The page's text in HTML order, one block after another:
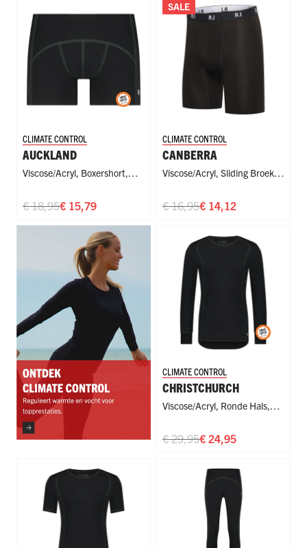
CLIMATE CONTROL
AUCKLAND
Viscose/Acryl, Boxershort,
€ 15,79
€ 18,95
SALE
CLIMATE CONTROL
CANBERRA
Viscose/Acryl, Sliding Broekje,
€ 14,12
€ 16,95
CLIMATE CONTROL
CHRISTCHURCH
Viscose/Acryl, Ronde Hals,
€ 24,95
€ 29,95